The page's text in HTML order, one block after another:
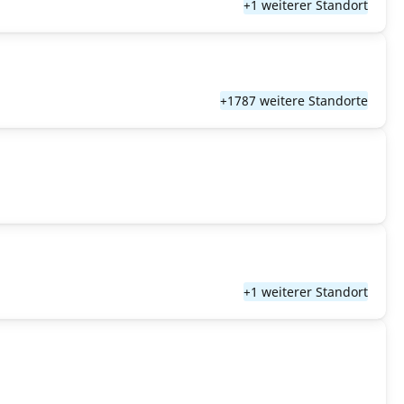
+1 weiterer Standort
+1787 weitere Standorte
+1 weiterer Standort